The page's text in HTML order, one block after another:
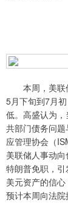
本周，美联
5月下旬到7月
低。高盛认为
共部门债务问
应管理协会（
美联储人事动
特朗普免职，
美元资产的信
预计本周向法院